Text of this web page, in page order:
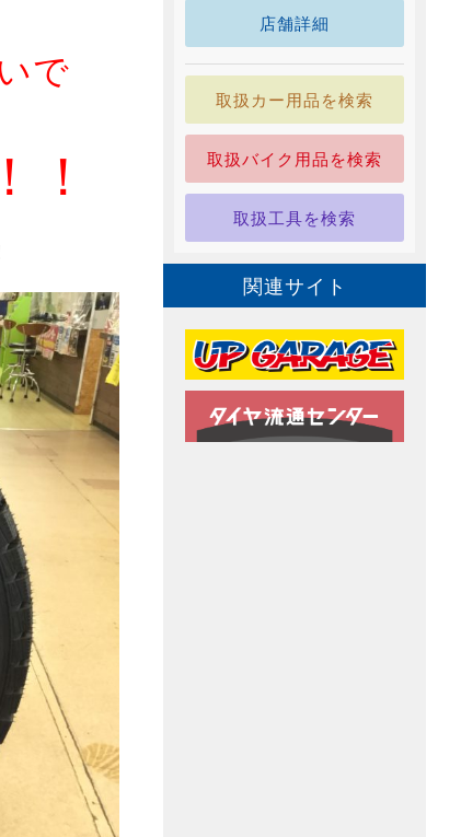
で
店舗詳細
取扱カー用品を検索
取扱バイク用品を検索
取扱工具を検索
関連サイト